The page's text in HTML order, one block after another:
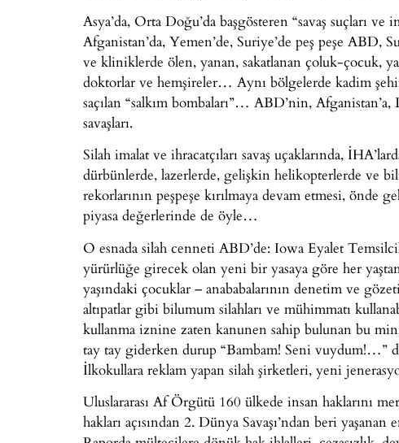
Asya’da, Orta Doğu’da başgösteren “savaş suçları ve
Afganistan’da, Yemen’de, Suriye’de peş peşe
ve kliniklerde ölen, yanan, sakatlanan çoluk-çocuk,
doktorlar ve hemşireler… Aynı bölgelerde kadim
saçılan “salkım bombaları”… ABD’nin,
savaşları.
Silah imalat ve ihracatçıları savaş uçaklarında,
dürbünlerde, lazerlerde, gelişkin helikopterlerde ve
rekorlarının peşpeşe kırılmaya devam etmesi,
piyasa değerlerinde de öyle…
O esnada silah cenneti ABD’de: Iowa Eyalet
yürürlüğe girecek olan yeni bir yasaya göre her
yaşındaki çocuklar – anababalarının denetim ve
altıpatlar gibi bilumum silahları ve mühimmatı
kullanma iznine zaten kanunen sahip bulunan bu
tay tay giderken durup “Bambam! Seni vuydum!…”
İlkokullara reklam yapan silah şirketleri, yeni
Uluslararası Af Örgütü 160 ülkede insan haklarını
hakları açısından 2. Dünya Savaşı’ndan beri